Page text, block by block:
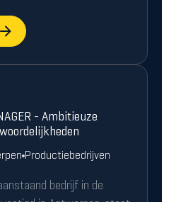
- Ambitieuze
Productiebedrijven
bedrijf in de